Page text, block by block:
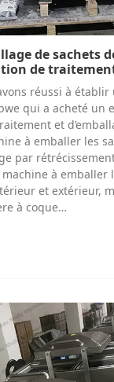
de sachets
de
réussi à
qui a acheté un
et
à emballer les
par
à emballer
et extérieur,
à coque…